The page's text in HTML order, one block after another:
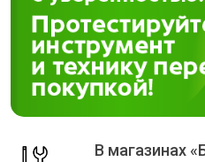
В магазинах